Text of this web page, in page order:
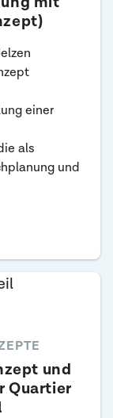
einer
als
und
und
Quartier